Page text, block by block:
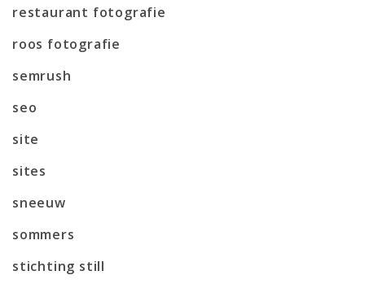
restaurant fotografie
roos fotografie
semrush
seo
site
sites
sneeuw
sommers
stichting still